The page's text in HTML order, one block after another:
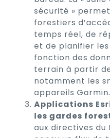
sécurité »
forestiers
temps réel, de
et de planifier
fonction des
terrain à partir
notamment les
appareils Garmin.
Applications
les gardes
aux directives du